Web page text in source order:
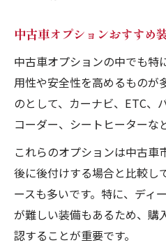
中古車オプションおすすめ
中古車オプションの中でも特
用性や安全性を高めるものが
のとして、カーナビ、ETC、
コーダー、シートヒーターな
これらのオプションは中古車
後に後付けする場合と比較し
ースも多いです。特に、ディ
が難しい装備もあるため、購
認することが重要です。